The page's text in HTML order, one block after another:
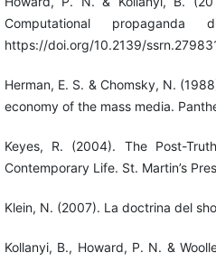
Computational propaganda
https://doi.org/10.2139/
Herman, E. S. & Chomsky, N.
economy of the mass media.
Keyes, R. (2004). The Post-
Contemporary Life. St. Martin’s
Klein, N. (2007). La doctrina del
Kollanyi, B., Howard, P. N. &